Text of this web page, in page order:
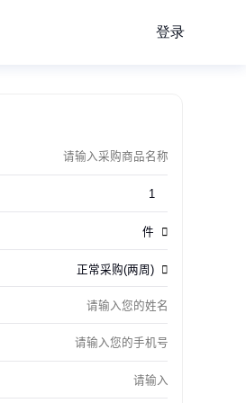
登录